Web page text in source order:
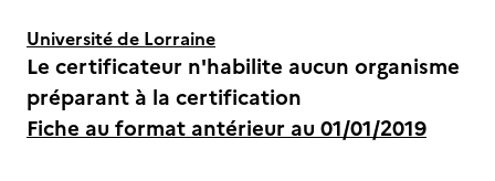
Université de Lorraine
Le certificateur n'habilite aucun organisme
préparant à la certification
Fiche au format antérieur au 01/01/2019